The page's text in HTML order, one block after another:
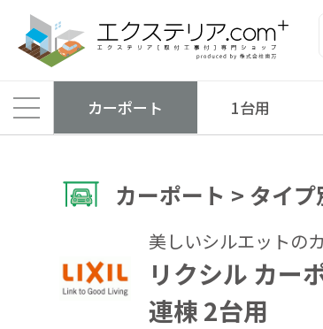
カーポート 1台用
カーポート > タイ
美しいシルエットの
リクシル カー
連棟 2台用